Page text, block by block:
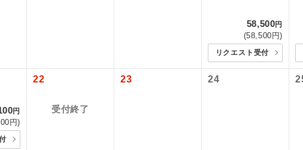
58,500円
(58,500円)
リクエスト受付
円
円)
22
受付終了
23 24
2026/8/15 大人（12歳以上）2,530円、子供（2歳以上12歳未満）
〜2026/9/15 大人（12歳以上）2,530円、子供（2歳以上12歳未満）
〜2026/10/19 大人（12歳以上）3,800円、子供（2歳以上12歳未満）
〜2026/10/22 大人（12歳以上）3,800円、子供（2歳以上12歳未満）
〜2026/10/24 大人（12歳以上）3,800円、子供（2歳以上12歳未満）
は日程表に記載の出発空港だけでなく、各地より下記追加代金にて飛
様が異なる発着地をご希望の場合は、当社予約センターまで連絡くだ
世界遺産
ユネスコに登録されている文化遺産や自然遺産を
温泉
露天風呂